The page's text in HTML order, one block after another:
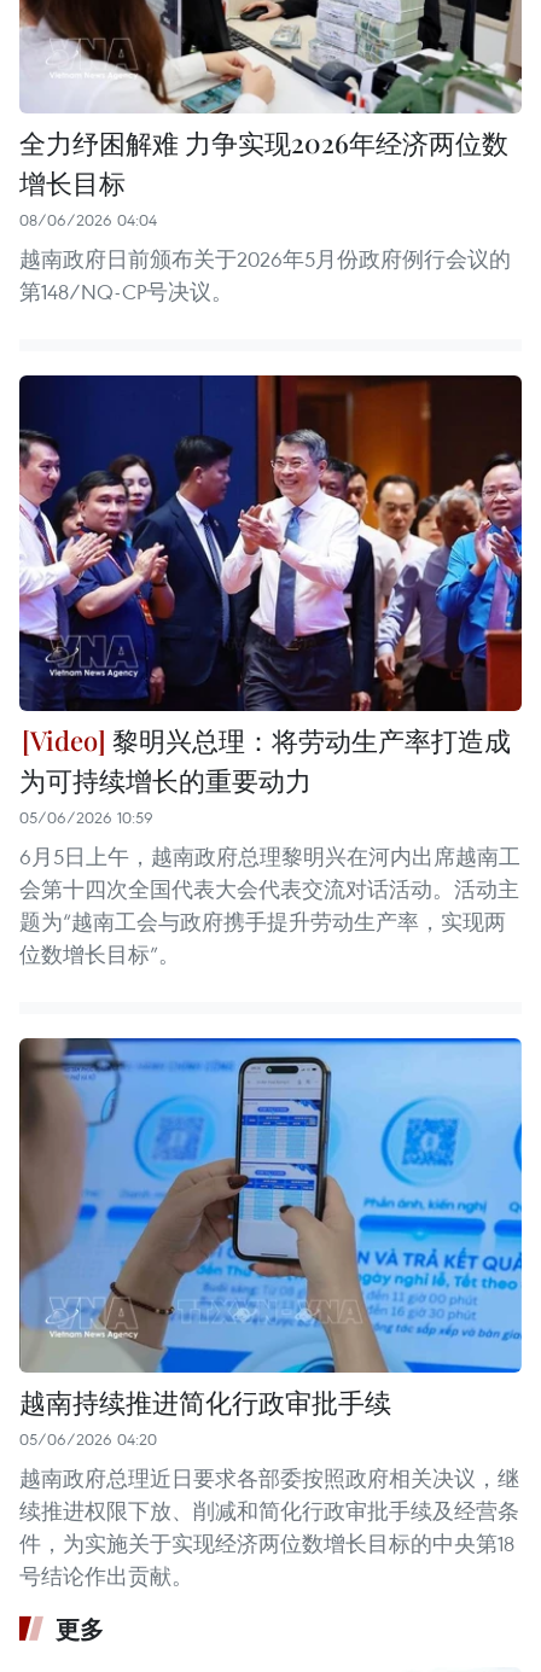
全力纾困解难 力争实现2026年经济两位数
增长目标
08/06/2026 04:04
越南政府日前颁布关于2026年5月份政府例行会议的
第148/NQ-CP号决议。
黎明兴总理：将劳动生产率打造成
为可持续增长的重要动力
05/06/2026 10:59
6月5日上午，越南政府总理黎明兴在河内出席越南工
会第十四次全国代表大会代表交流对话活动。活动主
题为“越南工会与政府携手提升劳动生产率，实现两
位数增长目标”。
越南持续推进简化行政审批手续
05/06/2026 04:20
越南政府总理近日要求各部委按照政府相关决议，继
续推进权限下放、削减和简化行政审批手续及经营条
件，为实施关于实现经济两位数增长目标的中央第18
号结论作出贡献。
更多